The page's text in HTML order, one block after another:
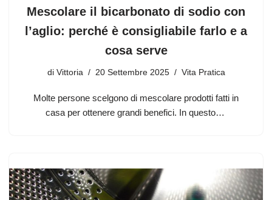
Mescolare il bicarbonato di sodio con
l’aglio: perché è consigliabile farlo e a
cosa serve
di Vittoria 20 Settembre 2025 Vita Pratica
Molte persone scelgono di mescolare prodotti fatti in
casa per ottenere grandi benefici. In questo…